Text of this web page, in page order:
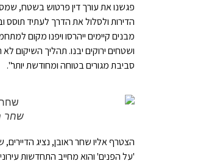
פגשנו את עורך דין פרטוש בשטח,
הדירות ולסלול את הדרך לעתיד תוסס
מבנים קיימים ייהרסו ויפנו מקום
ושטחים ירוקים יבנו. תהליך השיקום
סביבת מגורים בטוחה ומחודשת יותר".
שחר
הצטרף אליו שחר ראובן, נציג
'על הפנים' והוא מחייב התחדשות